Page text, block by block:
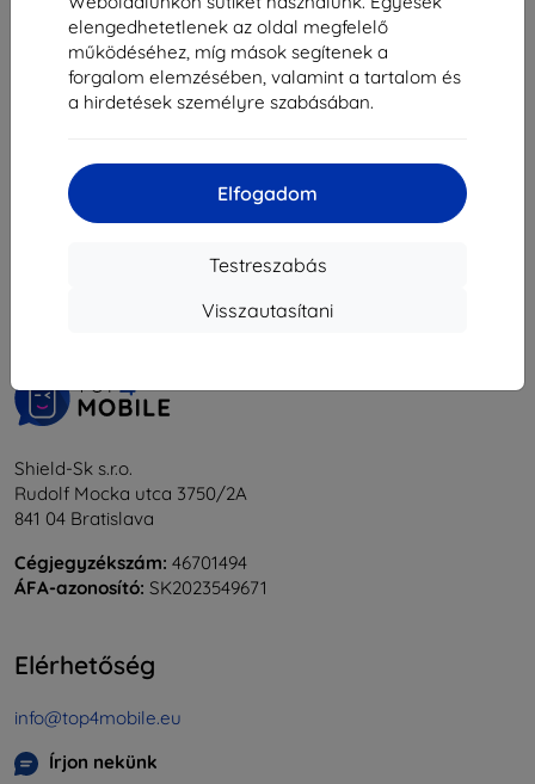
elengedhetetlenek az oldal megfelelő
működéséhez, míg mások segítenek a
forgalom elemzésében, valamint a tartalom és
a hirdetések személyre szabásában.
Elfogadom
Testreszabás
Visszautasítani
6 990 Ft
6 291 Ft
Raktáron 3 darab
2 331 Ft
Raktáron 2 darab
Összes találat6.
Shield-Sk s.r.o.
Rudolf Mocka utca 3750/2A
841 04 Bratislava
Cégjegyzékszám: 46701494
ÁFA-azonosító: SK2023549671
Elérhetőség
info@top4mobile.eu
Írjon nekünk